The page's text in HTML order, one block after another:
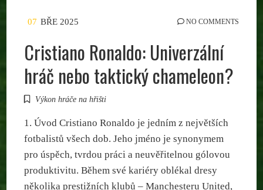
07 BŘE 2025 NO COMMENTS
Cristiano Ronaldo: Univerzální
hráč nebo taktický chameleon?
Výkon hráče na hřišti
1. Úvod Cristiano Ronaldo je jedním z největších
fotbalistů všech dob. Jeho jméno je synonymem
pro úspěch, tvrdou práci a neuvěřitelnou gólovou
produktivitu. Během své kariéry oblékal dresy
několika prestižních klubů – Manchesteru United,